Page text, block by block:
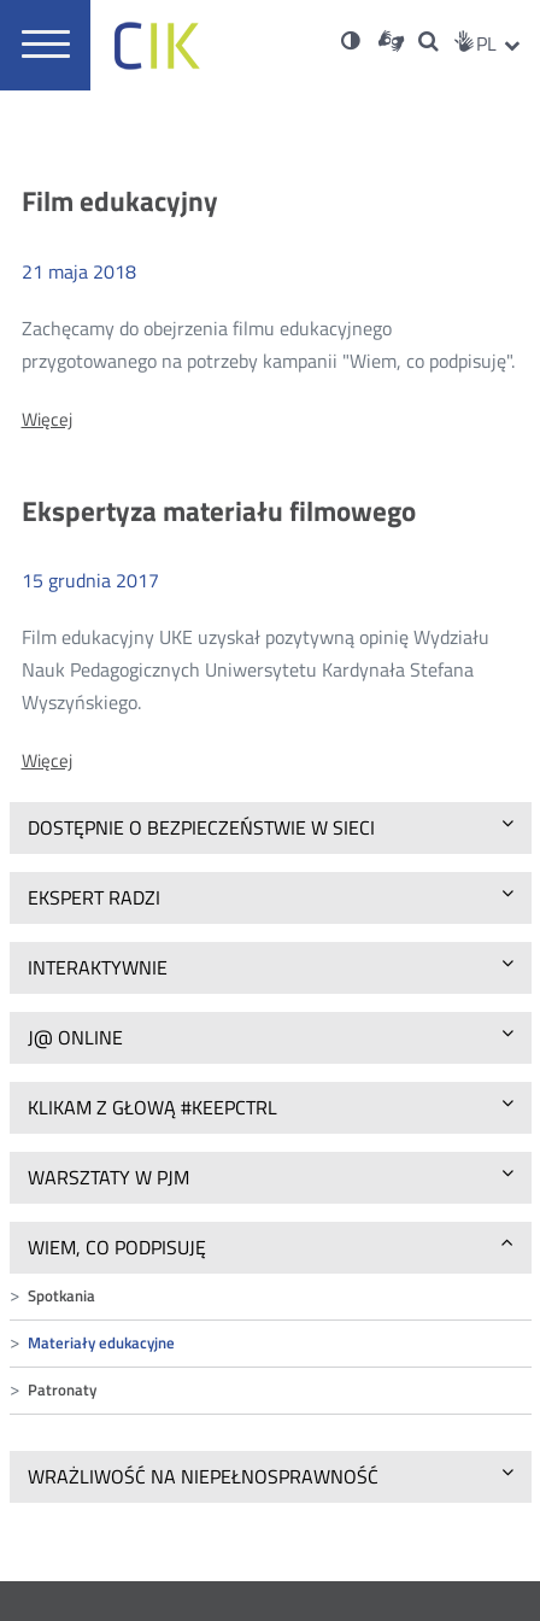
Menu
Wersja
Dla
niesłyszących
Nowa
karta
Otwórz
w
Nowa
karta
Social
PL
DOSTĘPNIE O BEZPIECZEŃSTWIE W SIECI
EKSPERT RADZI
INTERAKTYWNIE
J@ ONLINE
KLIKAM Z GŁOWĄ #KEEPCTRL
WARSZTATY W PJM
WIEM, CO PODPISUJĘ
Spotkania
Materiały edukacyjne
Patronaty
WRAŻLIWOŚĆ NA NIEPEŁNOSPRAWNOŚĆ
Aktualności
Film edukacyjny
21 maja 2018
Zachęcamy do obejrzenia filmu edukacyjnego
przygotowanego na potrzeby kampanii "Wiem, co podpisuję".
Więcej
Ekspertyza materiału filmowego
15 grudnia 2017
Film edukacyjny UKE uzyskał pozytywną opinię Wydziału
Nauk Pedagogicznych Uniwersytetu Kardynała Stefana
Wyszyńskiego.Więcej
filmowego
Więcej